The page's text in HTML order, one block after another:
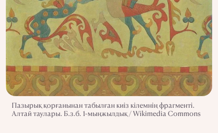
Пазырық қорғанынан табылған киіз кілемнің фрагменті.
Алтай таулары. Б.з.б. 1-мыңжылдық / Wikimedia Commons